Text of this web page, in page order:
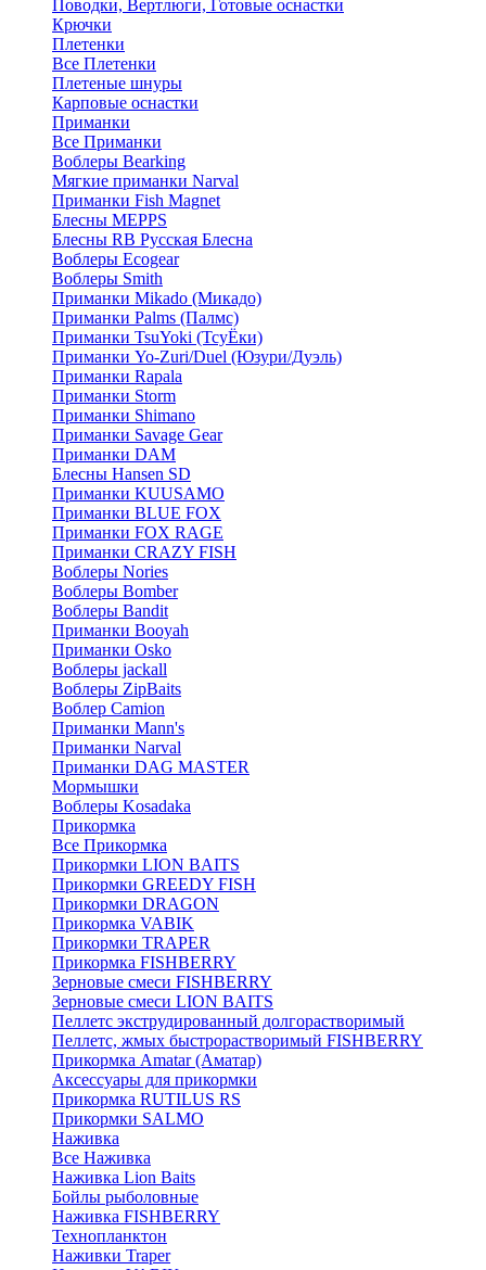
Поводки, Вертлюги, Готовые оснастки
Крючки
Плетенки
Все Плетенки
Плетеные шнуры
Карповые оснастки
Приманки
Все Приманки
Воблеры Bearking
Мягкие приманки Narval
Приманки Fish Magnet
Блесны MEPPS
Блесны RB Русская Блесна
Воблеры Ecogear
Воблеры Smith
Приманки Mikado (Микадо)
Приманки Palms (Палмс)
Приманки TsuYoki (ТсуЁки)
Приманки Yo-Zuri/Duel (Юзури/Дуэль)
Приманки Rapala
Приманки Storm
Приманки Shimano
Приманки Savage Gear
Приманки DAM
Блесны Hansen SD
Приманки KUUSAMO
Приманки BLUE FOX
Приманки FOX RAGE
Приманки CRAZY FISH
Воблеры Nories
Воблеры Bomber
Воблеры Bandit
Приманки Booyah
Приманки Osko
Воблеры jackall
Воблеры ZipBaits
Воблер Camion
Приманки Mann's
Приманки Narval
Приманки DAG MASTER
Мормышки
Воблеры Kosadaka
Прикормка
Все Прикормка
Прикормки LION BAITS
Прикормки GREEDY FISH
Прикормки DRAGON
Прикормка VABIK
Прикормки TRAPER
Прикормка FISHBERRY
Зерновые смеси FISHBERRY
Зерновые смеси LION BAITS
Пеллетс экструдированный долгорастворимый
Пеллетс, жмых быстрорастворимый FISHBERRY
Прикормка Amatar (Аматар)
Аксессуары для прикормки
Прикормка RUTILUS RS
Прикормки SALMO
Наживка
Все Наживка
Наживка Lion Baits
Бойлы рыболовные
Наживка FISHBERRY
Технопланктон
Наживки Traper